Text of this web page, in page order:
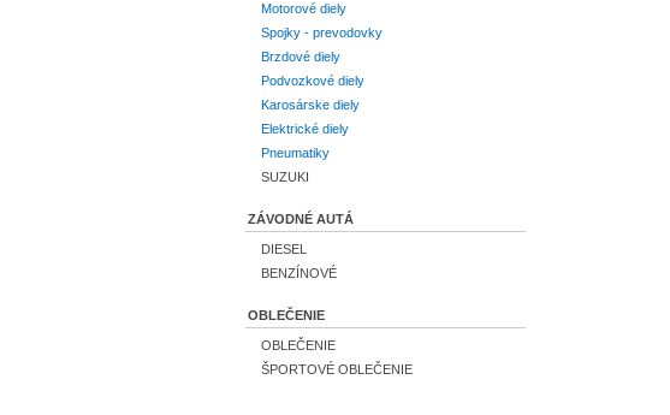
Motorové diely
Spojky - prevodovky
Brzdové diely
Podvozkové diely
Karosárske diely
Elektrické diely
Pneumatiky
SUZUKI
ZÁVODNÉ AUTÁ
DIESEL
BENZÍNOVÉ
OBLEČENIE
OBLEČENIE
ŠPORTOVÉ OBLEČENIE